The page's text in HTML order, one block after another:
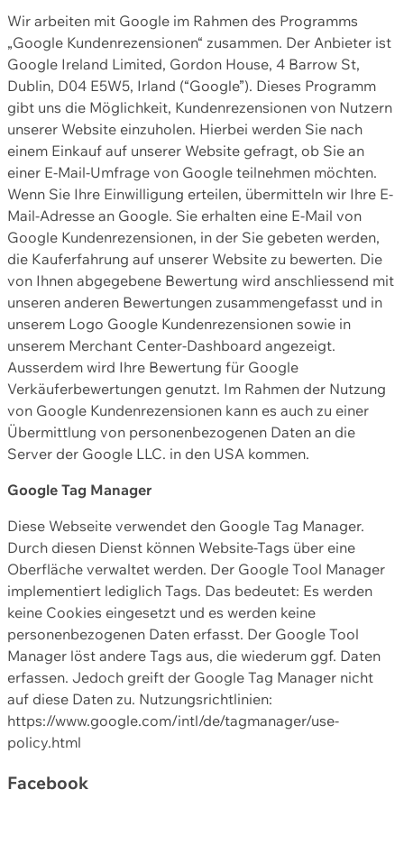
Wir arbeiten mit Google im Rahmen des Programms
„Google Kundenrezensionen“ zusammen. Der Anbieter ist
Google Ireland Limited, Gordon House, 4 Barrow St,
Dublin, D04 E5W5, Irland (“Google”). Dieses Programm
gibt uns die Möglichkeit, Kundenrezensionen von Nutzern
unserer Website einzuholen. Hierbei werden Sie nach
einem Einkauf auf unserer Website gefragt, ob Sie an
einer E-Mail-Umfrage von Google teilnehmen möchten.
Wenn Sie Ihre Einwilligung erteilen, übermitteln wir Ihre E-
Mail-Adresse an Google. Sie erhalten eine E-Mail von
Google Kundenrezensionen, in der Sie gebeten werden,
die Kauferfahrung auf unserer Website zu bewerten. Die
von Ihnen abgegebene Bewertung wird anschliessend mit
unseren anderen Bewertungen zusammengefasst und in
unserem Logo Google Kundenrezensionen sowie in
unserem Merchant Center-Dashboard angezeigt.
Ausserdem wird Ihre Bewertung für Google
Verkäuferbewertungen genutzt. Im Rahmen der Nutzung
von Google Kundenrezensionen kann es auch zu einer
Übermittlung von personenbezogenen Daten an die
Server der Google LLC. in den USA kommen.
Google Tag Manager
Diese Webseite verwendet den Google Tag Manager.
Durch diesen Dienst können Website-Tags über eine
Oberfläche verwaltet werden. Der Google Tool Manager
implementiert lediglich Tags. Das bedeutet: Es werden
keine Cookies eingesetzt und es werden keine
personenbezogenen Daten erfasst. Der Google Tool
Manager löst andere Tags aus, die wiederum ggf. Daten
erfassen. Jedoch greift der Google Tag Manager nicht
auf diese Daten zu. Nutzungsrichtlinien:
https://www.google.com/intl/de/tagmanager/use-
policy.html
Facebook